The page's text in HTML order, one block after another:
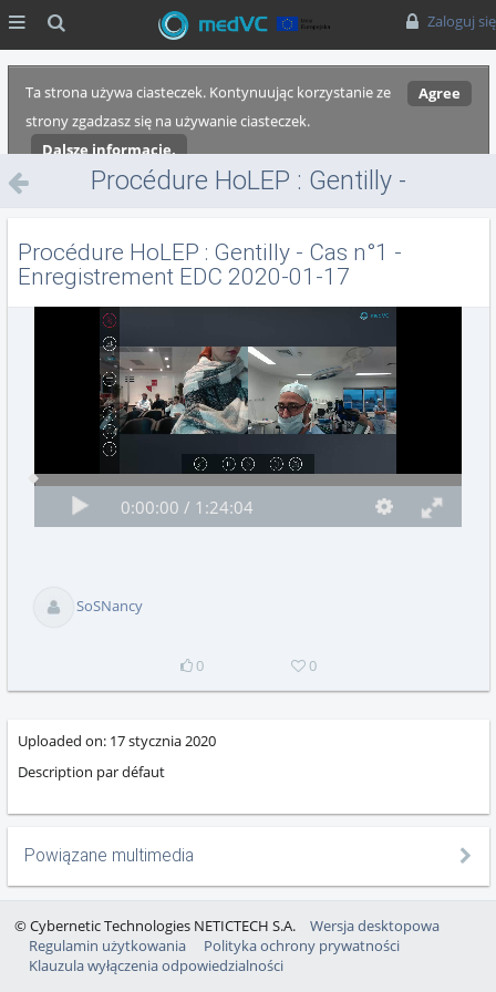
Zaloguj się
Agree
Ta strona używa ciasteczek. Kontynuując korzystanie ze
strony zgadzasz się na używanie ciasteczek.
Dalsze informacje.
Procédure HoLEP : Gentilly -
Cas n°1 - Enregistrement EDC
2020-01-17
Procédure HoLEP : Gentilly - Cas n°1 -
Enregistrement EDC 2020-01-17
Video
progress
Odtwórz
Odtwórz
playing
0:00:00 /
total
1:24:04
Pełny ekran
Quality
selectorPełny
SoSNancy
0 0
Uploaded on: 17 stycznia 2020
Description par défaut
Powiązane multimedia
© Cybernetic Technologies NETICTECH S.A.
Wersja desktopowa
Regulamin użytkowania
Polityka ochrony prywatności
Klauzula wyłączenia odpowiedzialności